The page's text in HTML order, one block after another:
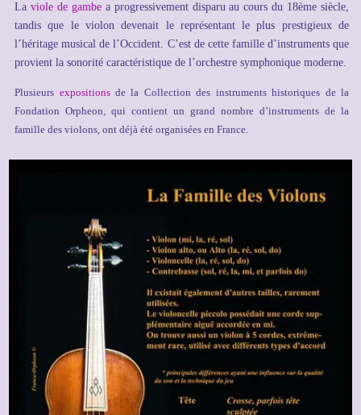
La viole de gambe a progressivement disparu au cours du 18ème siècle,
tandis que le violon devenait le représentant le plus prestigieux de
l’héritage musical de l’Occident. C’est de cette famille d’instruments que
provient la sonorité caractéristique de l’orchestre symphonique moderne.
Plusieurs expositions de la Collection des instruments historiques de la
Fondation Orpheon, qui contient un grand nombre d’instruments de la
famille des violons, ont déjà été organisées en France.